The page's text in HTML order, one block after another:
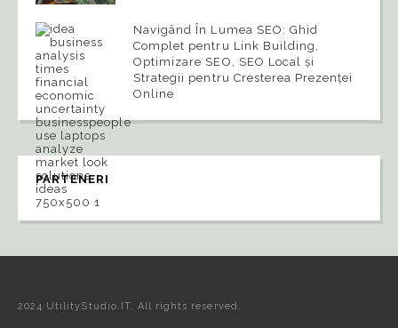
Navigând În Lumea SEO: Ghid
Complet pentru Link Building,
Optimizare SEO, SEO Local și
Strategii pentru Cresterea Prezenței
Online
PARTENERI
2024 UtilityStudio.IT. All rights reserved.